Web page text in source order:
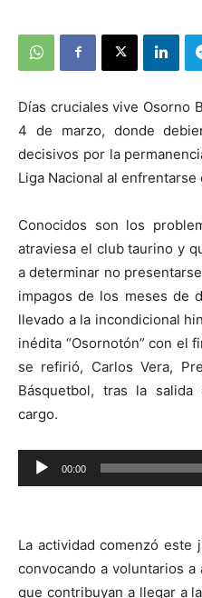
Días cruciales vive Osorno
4 de marzo, donde
decisivos por la
Liga Nacional al
Conocidos son los
atraviesa el club taurino y
a determinar no
impagos de los meses de
llevado a la incondicional
inédita “Osornotón” con el
se refirió, Carlos Vera,
Básquetbol, tras la
cargo.
Reproductor
de
00:00
La actividad comenzó este
convocando a voluntarios
que contribuyan a llegar a